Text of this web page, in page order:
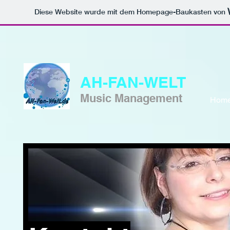
Diese Website wurde mit dem Homepage-Baukasten von
AH-FAN-WELT
Music Management